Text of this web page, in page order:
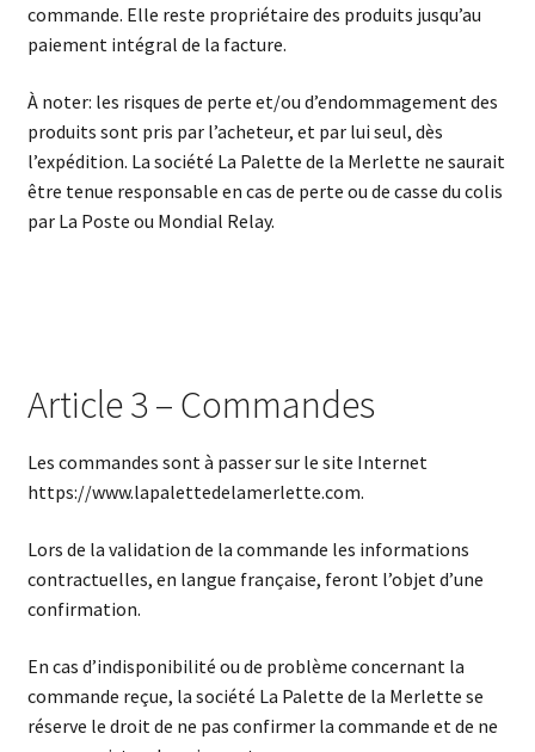
commande. Elle reste propriétaire des produits jusqu’au
paiement intégral de la facture.
À noter: les risques de perte et/ou d’endommagement des
produits sont pris par l’acheteur, et par lui seul, dès
l’expédition. La société La Palette de la Merlette ne saurait
être tenue responsable en cas de perte ou de casse du colis
par La Poste ou Mondial Relay.
Article 3 – Commandes
Les commandes sont à passer sur le site Internet
https://www.lapalettedelamerlette.com.
Lors de la validation de la commande les informations
contractuelles, en langue française, feront l’objet d’une
confirmation.
En cas d’indisponibilité ou de problème concernant la
commande reçue, la société La Palette de la Merlette se
réserve le droit de ne pas confirmer la commande et de ne